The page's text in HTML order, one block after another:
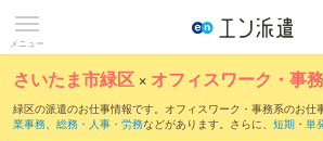
メニュー
さいたま市緑区 × オフィスワーク・事
緑区の派遣のお仕事情報です。オフィスワーク・事務系のお仕
業事務、 総務・人事・労務などがあります。さらに、 短期 ・ 単